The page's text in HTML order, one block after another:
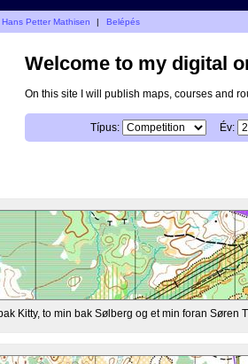
Petter Mathisen | Belépés
Welcome to my digital
On this site I will publish maps, courses and
Típus: Év:
Kitty, to min bak Sølberg og et min foran